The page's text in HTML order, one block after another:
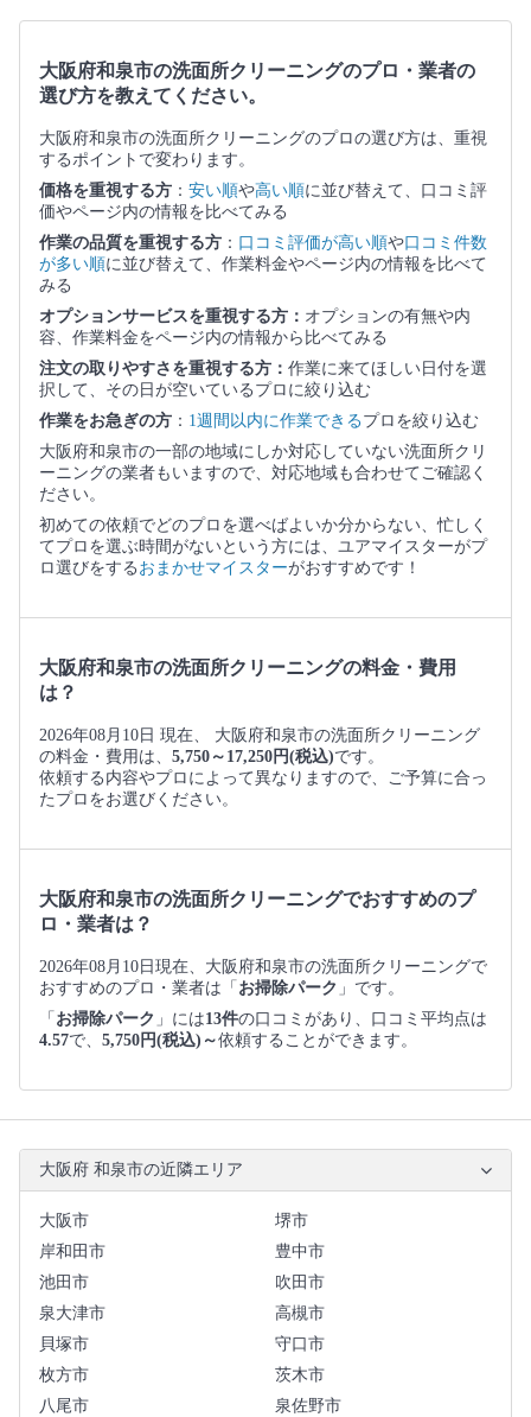
大阪府和泉市の洗面所クリーニングのプロ・業者の
選び方を教えてください。
大阪府和泉市の洗面所クリーニングのプロの選び方は、重視
するポイントで変わります。
価格を重視する方 ： 安い順や高い順に並び替えて、口コミ評
価やページ内の情報を比べてみる
作業の品質を重視する方 ： 口コミ評価が高い順や口コミ件数
が多い順に並び替えて、作業料金やページ内の情報を比べて
みる
オプションサービスを重視する方： オプションの有無や内
容、作業料金をページ内の情報から比べてみる
注文の取りやすさを重視する方： 作業に来てほしい日付を選
択して、その日が空いているプロに絞り込む
作業をお急ぎの方 ： 1週間以内に作業できるプロを絞り込む
大阪府和泉市の一部の地域にしか対応していない洗面所クリ
ーニングの業者もいますので、対応地域も合わせてご確認く
ださい。
初めての依頼でどのプロを選べばよいか分からない、忙しく
てプロを選ぶ時間がないという方には、ユアマイスターがプ
ロ選びをする おまかせマイスターがおすすめです！
大阪府和泉市の洗面所クリーニングの料金・費用
は？
2026年08月10日 現在、 大阪府和泉市の洗面所クリーニング
の料金・費用は、 5,750～17,250円(税込)です。
依頼する内容やプロによって異なりますので、ご予算に合っ
たプロをお選びください。
大阪府和泉市の洗面所クリーニングでおすすめのプ
ロ・業者は？
2026年08月10日現在、大阪府和泉市の洗面所クリーニングで
おすすめのプロ・業者は「 お掃除パーク 」です。
「 お掃除パーク 」には13件の口コミがあり、口コミ平均点は
4.57で、 5,750円(税込)～依頼することができます。
大阪府 和泉市の近隣エリア
大阪市
堺市
岸和田市
豊中市
池田市
吹田市
泉大津市
高槻市
貝塚市
守口市
枚方市
茨木市
八尾市
泉佐野市